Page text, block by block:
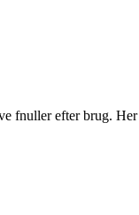
fnuller efter brug.